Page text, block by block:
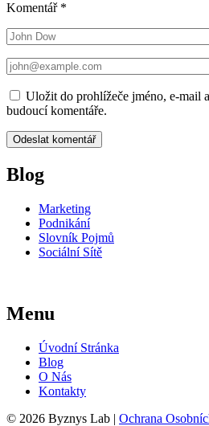
Komentář *
Uložit do prohlížeče jméno, e-mail
budoucí komentáře.
Blog
Marketing
Podnikání
Slovník Pojmů
Sociální Sítě
Menu
Úvodní Stránka
Blog
O Nás
Kontakty
© 2026 Byznys Lab | Ochrana